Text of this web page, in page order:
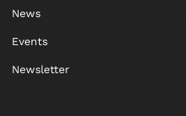
News
Events
Newsletter